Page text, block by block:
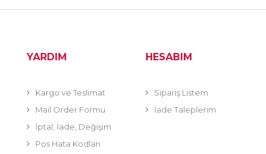
YARDIM
Kargo ve Teslimat
Mail Order Formu
İptal, İade, Değişim
Pos Hata Kodları
HESABIM
Sipariş Listem
İade Taleplerim